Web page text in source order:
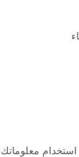
استخدام